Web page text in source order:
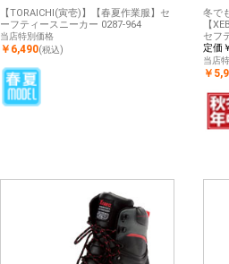
【TORAICHI(寅壱)】【春夏作業服】セ
ーフティースニーカー 0287-964
当店特別価格
￥6,490(税込)
冬で
【
セフ
定価
当店
￥